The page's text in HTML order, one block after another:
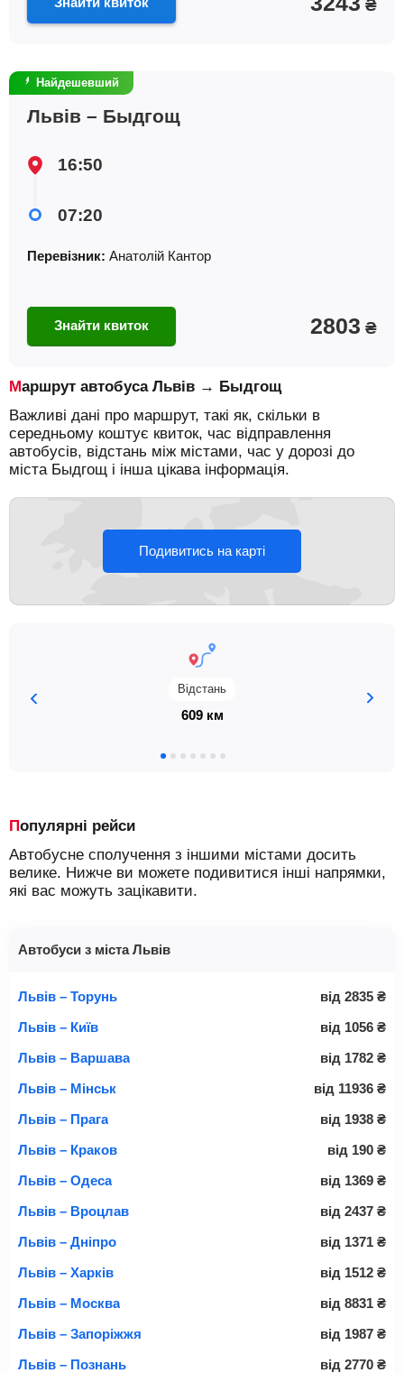
₴
Найдешевший
Львів – Быдгощ
16:50
07:20
Перевізник: Анатолiй Кантор
Знайти квиток 2803 ₴
Маршрут автобуса Львів → Быдгощ
Важливі дані про маршрут, такі як, скільки в
середньому коштує квиток, час відправлення
автобусів, відстань між містами, час у дорозі до
міста Быдгощ і інша цікава інформація.
Подивитись на карті
Відстань
609 км
Популярні рейси
Автобусне сполучення з іншими містами досить
велике. Нижче ви можете подивитися інші напрямки,
які вас можуть зацікавити.
Автобуси з міста Львів
Львів – Торунь від 2835 ₴
Львів – Київ
від 1056 ₴
Львів – Варшава
від 1782 ₴
Львів – Мінськ
від 11936 ₴
Львів – Прага
від 1938 ₴
Львів – Краков
від 190 ₴
Львів – Одеса
від 1369 ₴
Львів – Вроцлав
від 2437 ₴
Львів – Дніпро
від 1371 ₴
Львів – Харків
від 1512 ₴
Львів – Москва
від 8831 ₴
Львів – Запоріжжя
від 1987 ₴
Львів – Познань
від 2770 ₴